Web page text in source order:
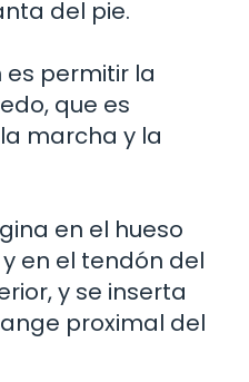
del pie.
es permitir la
que es
marcha y la
en el hueso
en el tendón del
y se inserta
proximal del